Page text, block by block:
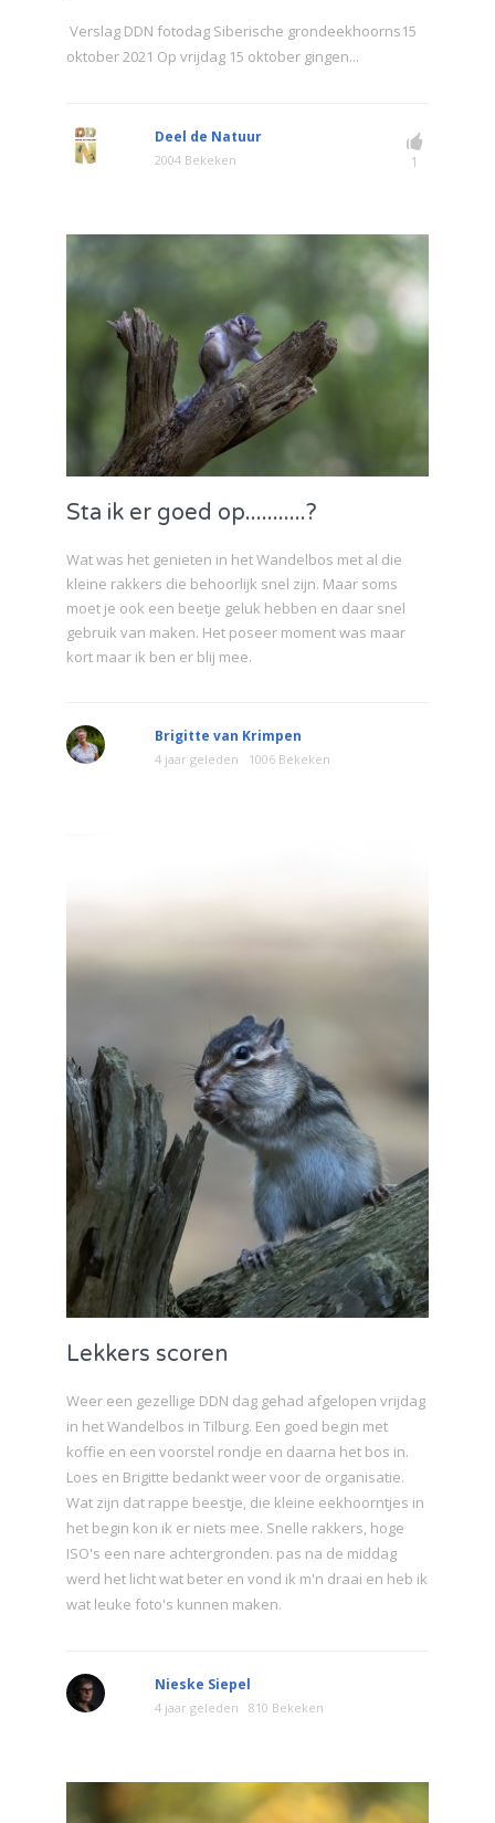
Verslag DDN fotodag Siberische grondeekhoorns15
oktober 2021 Op vrijdag 15 oktober gingen...
Deel de Natuur
2004 Bekeken 1
Sta ik er goed op...........?
Wat was het genieten in het Wandelbos met al die
kleine rakkers die behoorlijk snel zijn. Maar soms
moet je ook een beetje geluk hebben en daar snel
gebruik van maken. Het poseer moment was maar
kort maar ik ben er blij mee.
Brigitte van Krimpen
4 jaar geleden 1006 Bekeken
Lekkers scoren
Weer een gezellige DDN dag gehad afgelopen vrijdag
in het Wandelbos in Tilburg. Een goed begin met
koffie en een voorstel rondje en daarna het bos in.
Loes en Brigitte bedankt weer voor de organisatie.
Wat zijn dat rappe beestje, die kleine eekhoorntjes in
het begin kon ik er niets mee. Snelle rakkers, hoge
ISO's een nare achtergronden. pas na de middag
werd het licht wat beter en vond ik m'n draai en heb ik
wat leuke foto's kunnen maken.
Nieske Siepel
4 jaar geleden 810 Bekeken